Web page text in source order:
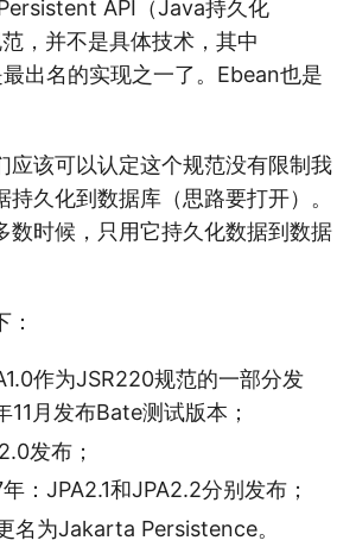
API（Java持久化
，并不是具体技术，其中
出名的实现之一了。Ebean也是
应该可以认定这个规范没有限制我
久化到数据库（思路要打开）。
数时候，只用它持久化数据到数据
作为JSR220规范的一部分发
11月发布Bate测试版本；
发布；
：JPA2.1和JPA2.2分别发布；
名为Jakarta Persistence。